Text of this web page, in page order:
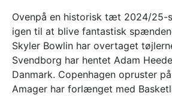
Ovenpå en historisk tæt 2024/25-
igen til at blive fantastisk
Skyler Bowlin har overtaget
Svendborg har hentet Adam
Danmark. Copenhagen opruster
Amager har forlænget med